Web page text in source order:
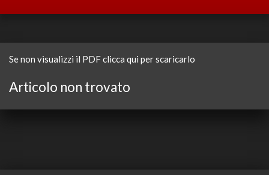
Se non visualizzi il PDF clicca qui per scaricarlo
Articolo non trovato